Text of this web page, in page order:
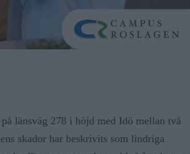
länsväg 278 i höjd med Idö mellan två
skador har beskrivits som lindriga